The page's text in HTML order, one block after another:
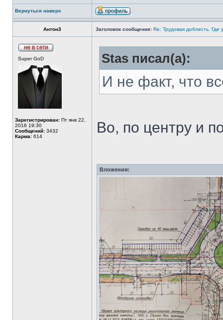
Вернуться наверх
Антон3 Заголовок сообщения: Re: Трудовая доблесть. Где
Super GoD
Зарегистрирован: Пт янв 22,
2016 19:30
Сообщений: 3432
Карма: 614
Stas писал(а):
И не факт, что
Во, по центру и
Вложения: